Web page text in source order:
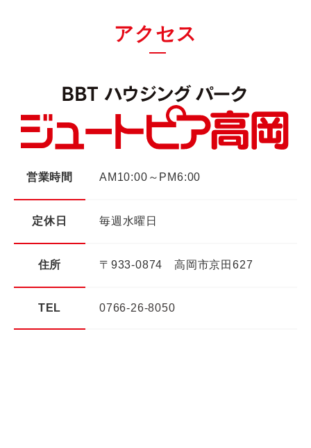
アクセス
営業時間 AM10:00～PM6:00
定休日 毎週水曜日
住所 〒933-0874 高岡市京田627
TEL 0766-26-8050